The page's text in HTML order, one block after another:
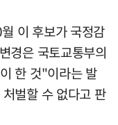
이 후보가 국정감
경은 국토교통부의
한 것"이라는 발
벌할 수 없다고 판